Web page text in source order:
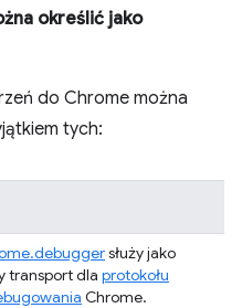
określić jako
do Chrome można
tych:
służy jako
transport dla protokołu
Chrome.